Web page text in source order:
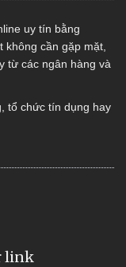
uy tín bằng
không cần gặp mặt,
từ các ngân hàng và
tổ chức tín dụng hay
link